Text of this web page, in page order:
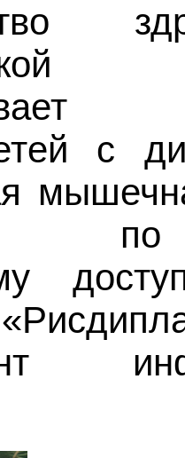
с